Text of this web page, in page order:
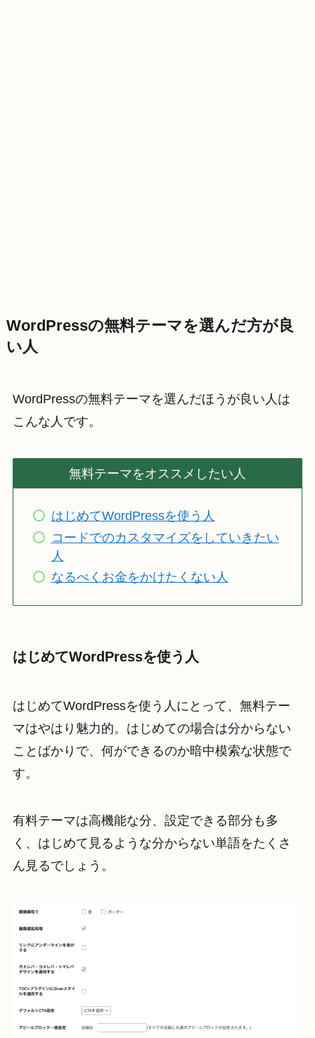
WordPressの無料テーマを選んだ方が良
い人
WordPressの無料テーマを選んだほうが良い人は
こんな人です。
無料テーマをオススメしたい人
はじめてWordPressを使う人
コードでのカスタマイズをしていきたい
人
なるべくお金をかけたくない人
はじめてWordPressを使う人
はじめてWordPressを使う人にとって、無料テー
マはやはり魅力的。はじめての場合は分からない
ことばかりで、何ができるのか暗中模索な状態で
す。
有料テーマは高機能な分、設定できる部分も多
く、はじめて見るような分からない単語をたくさ
ん見るでしょう。